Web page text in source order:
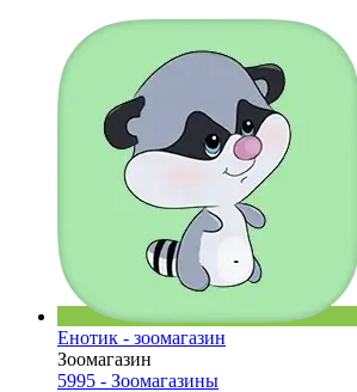
Енотик - зоомагазин
Зоомагазин
5995 - Зоомагазины